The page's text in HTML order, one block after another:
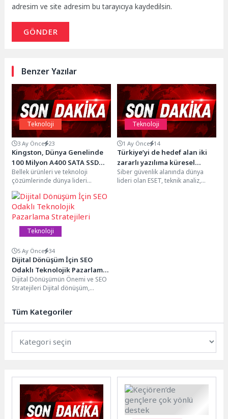
adresim ve site adresim bu tarayıcıya kaydedilsin.
GÖNDER
Benzer Yazılar
Teknoloji
3 Ay Önce 23
Kingston, Dünya Genelinde
100 Milyon A400 SATA SSD
Sevkiyatını Aştı
Bellek ürünleri ve teknoloji
çözümlerinde dünya lideri
Kingston Technology’nin flash
bellek iştiraki Kingston
Digital, Kingston A400...
Teknoloji
1 Ay Önce 14
Türkiye’yi de hedef alan iki
zararlı yazılıma küresel
operasyon
Siber güvenlik alanında dünya
lideri olan ESET, teknik analiz,
Teknoloji
5 Ay Önce 34
Dijital Dönüşüm İçin SEO
Odaklı Teknolojik Pazarlama
Stratejileri
Dijital Dönüşümün Önemi ve SEO
Stratejileri Dijital dönüşüm,
Tüm Kategoriler